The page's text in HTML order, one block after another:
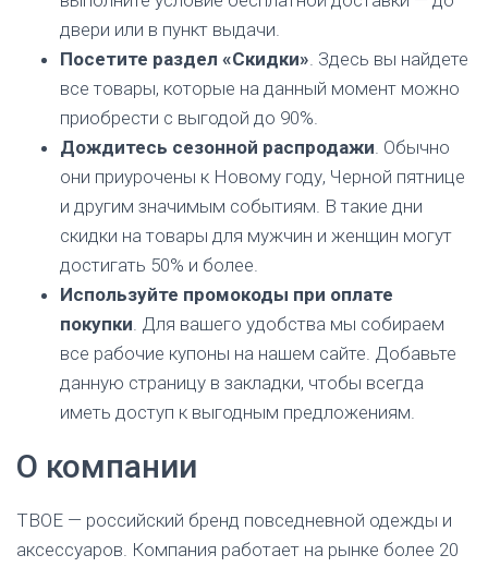
двери или в пункт выдачи.
Посетите раздел «Скидки». Здесь вы найдете
все товары, которые на данный момент можно
приобрести с выгодой до 90%.
Дождитесь сезонной распродажи. Обычно
они приурочены к Новому году, Черной пятнице
и другим значимым событиям. В такие дни
скидки на товары для мужчин и женщин могут
достигать 50% и более.
Используйте промокоды при оплате
покупки. Для вашего удобства мы собираем
все рабочие купоны на нашем сайте. Добавьте
данную страницу в закладки, чтобы всегда
иметь доступ к выгодным предложениям.
О компании
ТВОЕ — российский бренд повседневной одежды и
аксессуаров. Компания работает на рынке более 20